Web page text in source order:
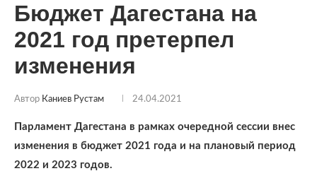
Бюджет Дагестана на
2021 год претерпел
изменения
Автор Каниев Рустам 24.04.2021
Парламент Дагестана в рамках очередной сессии внес
изменения в бюджет 2021 года и на плановый период
2022 и 2023 годов.